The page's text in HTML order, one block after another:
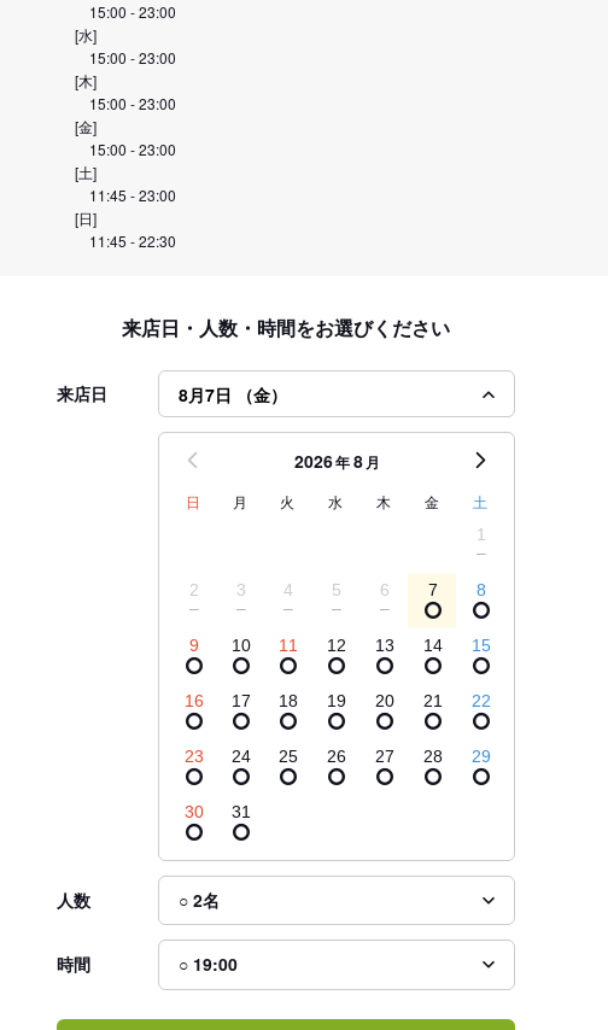
15:00 - 23:00
[水]
15:00 - 23:00
[木]
15:00 - 23:00
[金]
15:00 - 23:00
[土]
11:45 - 23:00
[日]
11:45 - 22:30
来店日・人数・時間をお選びください
来店日 8月7日 （金）
2026年8月
日 月 火 水 木 金 土
1
2 3 4 5 6 7 8
9 10 11 12 13 14 15
16 17 18 19 20 21 22
23 24 25 26 27 28 29
30 31
人数
時間